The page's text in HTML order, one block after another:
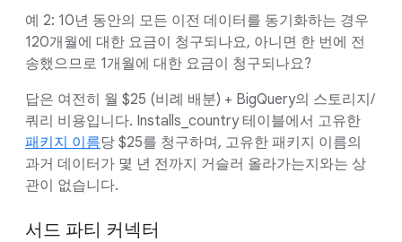
예 2: 10년 동안의 모든 이전 데이터를 동기화하는 경우
120개월에 대한 요금이 청구되나요, 아니면 한 번에 전
송했으므로 1개월에 대한 요금이 청구되나요?
답은 여전히 월 $25 (비례 배분) + BigQuery의 스토리지/
쿼리 비용입니다. Installs_country 테이블에서 고유한
패키지 이름당 $25를 청구하며, 고유한 패키지 이름의
과거 데이터가 몇 년 전까지 거슬러 올라가는지와는 상
관이 없습니다.
서드 파티 커넥터